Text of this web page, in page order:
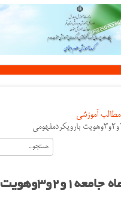
مطالب آموزشی
نمونه سوال دی ماه جامعه1و2و3وهویت